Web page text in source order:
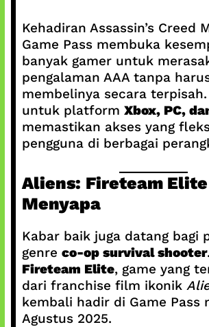
Kehadiran Assassin’s Creed
Game Pass membuka
banyak gamer untuk
pengalaman AAA tanpa
membelinya secara
untuk platform Xbox, PC,
memastikan akses yang
pengguna di berbagai
Aliens: Fireteam
Menyapa
Kabar baik juga datang bagi
genre co-op survival shooter.
Fireteam Elite, game yang
dari franchise film ikonik
kembali hadir di Game Pass
Agustus 2025.